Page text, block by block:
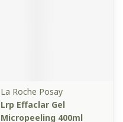
La Roche Posay
Lrp Effaclar Gel
Micropeeling 400ml